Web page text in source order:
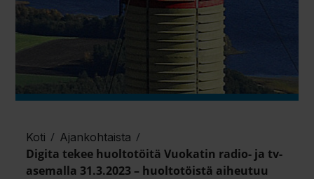
Koti / Ajankohtaista /
Digita tekee huoltotöitä Vuokatin radio- ja tv-
asemalla 31.3.2023 – huoltotöistä aiheutuu